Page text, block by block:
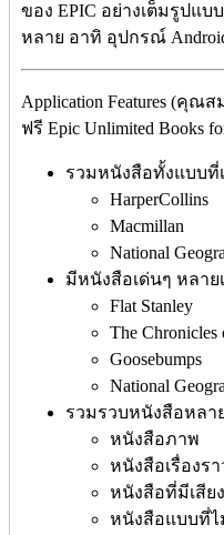
ของ EPIC อย่างเต็มรูปแ
หลาย อาทิ อุปกรณ์
Application Features (คุ
ฟรี Epic Unlimited Books
รวมหนังสือทั้งแบบที่
HarperCollins
Macmillan
National
มีหนังสือเด่นๆ หลาย
Flat Stanley
The Chronicles
Goosebumps
National
รวมรวบหนังสือหลา
​​​​​​​หนังสือภาพ
หนังสือเรื่องร
หนังสือที่มีเสีย
หนังสือแบบที่ไ